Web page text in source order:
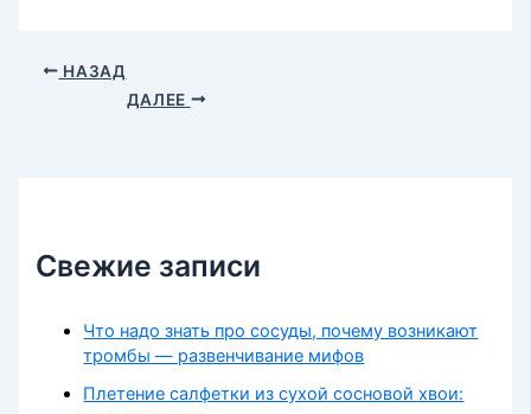
НАЗАД
ДАЛЕЕ
Свежие записи
Что надо знать про сосуды, почему возникают
тромбы — развенчивание мифов
Плетение салфетки из сухой сосновой хвои: